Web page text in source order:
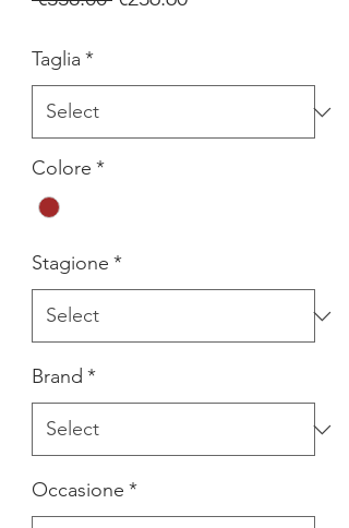
Taglia *
Colore *
Stagione *
Brand *
Occasione *